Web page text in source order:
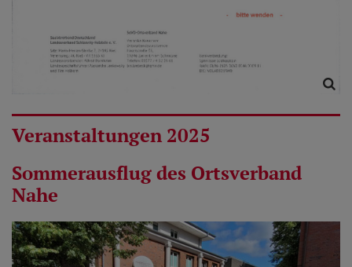
Veranstaltungen 2025
Sommerausflug des Ortsverband
Nahe